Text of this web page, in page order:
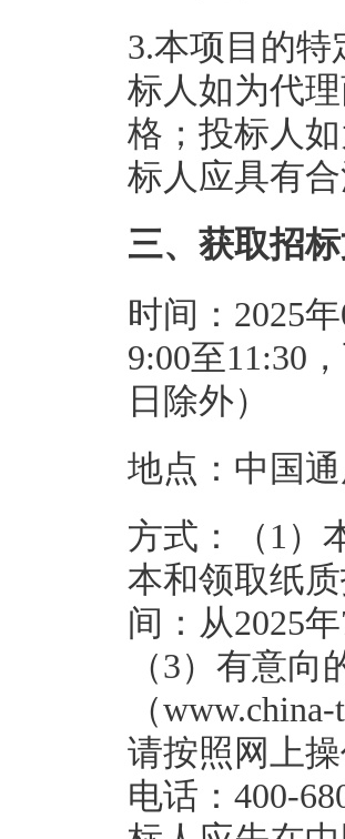
3.本项目的
标人如为代
格；投标人
标人应具有
三、获取招
时间：2025
9:00至11:30
日除外）
地点：中国通
方式：（1）
本和领取纸
间：从2025
（3）有意
（
请按照网上
电话：400-